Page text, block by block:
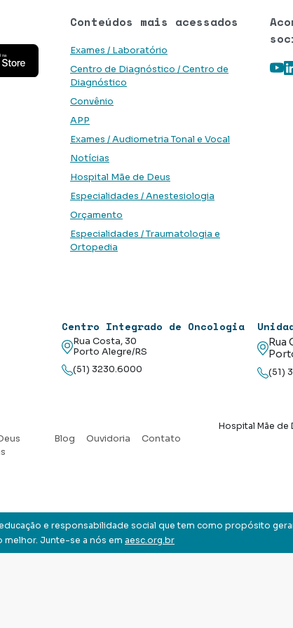
Conteúdos mais acessados
Exames / Laboratório
Centro de Diagnóstico / Centro de
Diagnóstico
Convênio
APP
Exames / Audiometria Tonal e Vocal
Notícias
Hospital Mãe de Deus
Especialidades / Anestesiologia
Orçamento
Especialidades / Traumatologia e
Ortopedia
Storena App Store
Centro Integrado de Oncologia
Rua Costa, 30
Porto Alegre/RS
(51) 3230.6000
Rua
(51)
Blog Ouvidoria Contato
Hospital Mãe de
e responsabilidade social que tem como propósito
melhor. Junte-se a nós em aesc.org.br